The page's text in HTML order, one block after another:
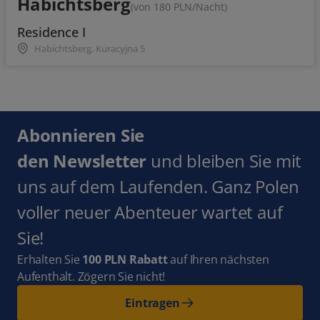
(von 180 PLN/Nacht)
Residence I
Habichtsberg, Kuracyjna 5
Abonnieren Sie
den Newsletter und bleiben Sie mit
uns auf dem Laufenden. Ganz Polen
voller neuer Abenteuer wartet auf
Sie!
Erhalten Sie 100 PLN Rabattauf Ihren nächsten
Aufenthalt. Zögern Sie nicht!
Eintragen